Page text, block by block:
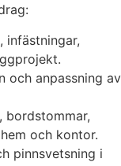
infästningar,
och anpassning av
bordstommar,
och kontor.
pinnsvetsning i